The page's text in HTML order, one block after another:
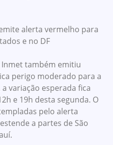
também emitiu
perigo moderado para a
variação esperada fica
e 19h desta segunda. O
pelo alerta
a partes de São